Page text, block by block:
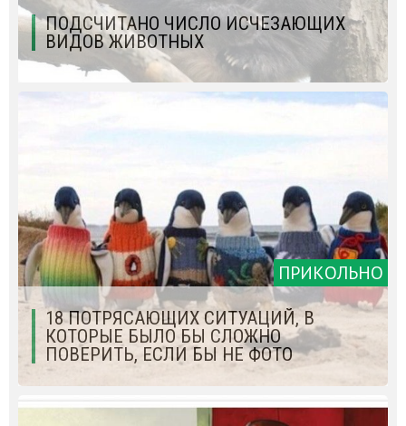
ПОДСЧИТАНО ЧИСЛО ИСЧЕЗАЮЩИХ
ВИДОВ ЖИВОТНЫХ
ПРИКОЛЬНО
18 ПОТРЯСАЮЩИХ СИТУАЦИЙ, В
КОТОРЫЕ БЫЛО БЫ СЛОЖНО
ПОВЕРИТЬ, ЕСЛИ БЫ НЕ ФОТО